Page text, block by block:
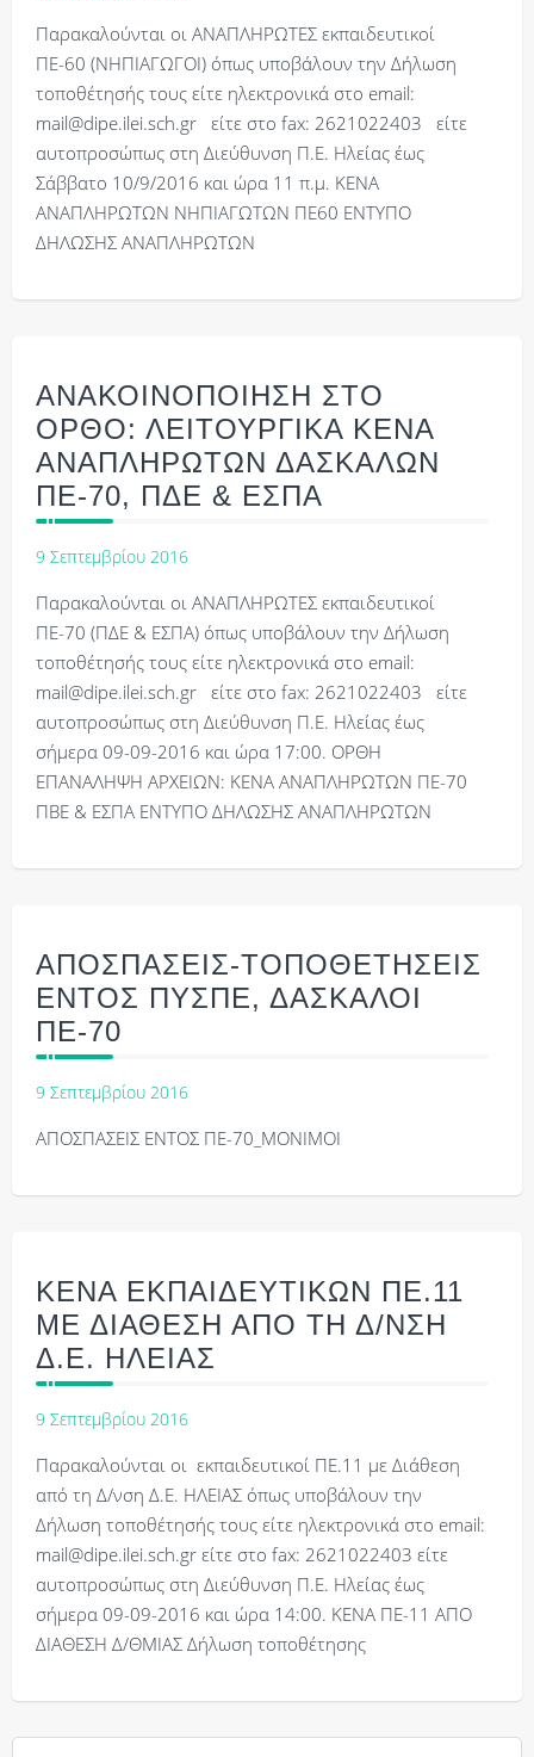
Παρακαλούνται οι ΑΝΑΠΛΗΡΩΤΕΣ εκπαιδευτικοί
ΠΕ-60 (ΝΗΠΙΑΓΩΓΟΙ) όπως υποβάλουν την Δήλωση
τοποθέτησής τους είτε ηλεκτρονικά στο email:
mail@dipe.ilei.sch.gr είτε στο fax: 2621022403 είτε
αυτοπροσώπως στη Διεύθυνση Π.Ε. Ηλείας έως
Σάββατο 10/9/2016 και ώρα 11 π.μ. ΚΕΝΑ
ΑΝΑΠΛΗΡΩΤΩΝ ΝΗΠΙΑΓΩΤΩΝ ΠΕ60 ΕΝΤΥΠΟ
ΔΗΛΩΣΗΣ ΑΝΑΠΛΗΡΩΤΩΝ
ΑΝΑΚΟΙΝΟΠΟΙΗΣΗ ΣΤΟ
ΟΡΘΟ: ΛΕΙΤΟΥΡΓΙΚΑ ΚΕΝΑ
ΑΝΑΠΛΗΡΩΤΩΝ ΔΑΣΚΑΛΩΝ
ΠΕ-70, ΠΔΕ & ΕΣΠΑ
9 Σεπτεμβρίου 2016
Παρακαλούνται οι ΑΝΑΠΛΗΡΩΤΕΣ εκπαιδευτικοί
ΠΕ-70 (ΠΔΕ & ΕΣΠΑ) όπως υποβάλουν την Δήλωση
τοποθέτησής τους είτε ηλεκτρονικά στο email:
mail@dipe.ilei.sch.gr είτε στο fax: 2621022403 είτε
αυτοπροσώπως στη Διεύθυνση Π.Ε. Ηλείας έως
σήμερα 09-09-2016 και ώρα 17:00. ΟΡΘΗ
ΕΠΑΝΑΛΗΨΗ ΑΡΧΕΙΩΝ: ΚΕΝΑ ΑΝΑΠΛΗΡΩΤΩΝ ΠΕ-70
ΠΒΕ & ΕΣΠΑ ΕΝΤΥΠΟ ΔΗΛΩΣΗΣ ΑΝΑΠΛΗΡΩΤΩΝ
ΑΠΟΣΠΑΣΕΙΣ-ΤΟΠΟΘΕΤΗΣΕΙΣ
ΕΝΤΟΣ ΠΥΣΠΕ, ΔΑΣΚΑΛΟΙ
ΠΕ-70
9 Σεπτεμβρίου 2016
ΑΠΟΣΠΑΣΕΙΣ ΕΝΤΟΣ ΠΕ-70_ΜΟΝΙΜΟΙ
ΚΕΝΑ ΕΚΠΑΙΔΕΥΤΙΚΩΝ ΠΕ.11
ΜΕ ΔΙΑΘΕΣΗ ΑΠΟ ΤΗ Δ/ΝΣΗ
Δ.Ε. ΗΛΕΙΑΣ
9 Σεπτεμβρίου 2016
Παρακαλούνται οι εκπαιδευτικοί ΠΕ.11 με Διάθεση
από τη Δ/νση Δ.Ε. ΗΛΕΙΑΣ όπως υποβάλουν την
Δήλωση τοποθέτησής τους είτε ηλεκτρονικά στο email:
mail@dipe.ilei.sch.gr είτε στο fax: 2621022403 είτε
αυτοπροσώπως στη Διεύθυνση Π.Ε. Ηλείας έως
σήμερα 09-09-2016 και ώρα 14:00. ΚΕΝΑ ΠΕ-11 ΑΠΟ
ΔΙΑΘΕΣΗ Δ/ΘΜΙΑΣ Δήλωση τοποθέτησης